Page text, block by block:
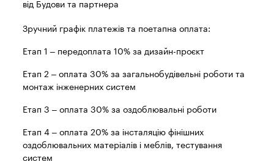
від Будови та партнера
Зручний графік платежів та поетапна оплата:
Етап 1 – передоплата 10% за дизайн-проєкт
Етап 2 – оплата 30% за загальнобудівельні роботи та
монтаж інженерних систем
Етап 3 – оплата 30% за оздоблювальні роботи
Етап 4 – оплата 20% за інсталяцію фінішних
оздоблювальних матеріалів і меблів, тестування
систем